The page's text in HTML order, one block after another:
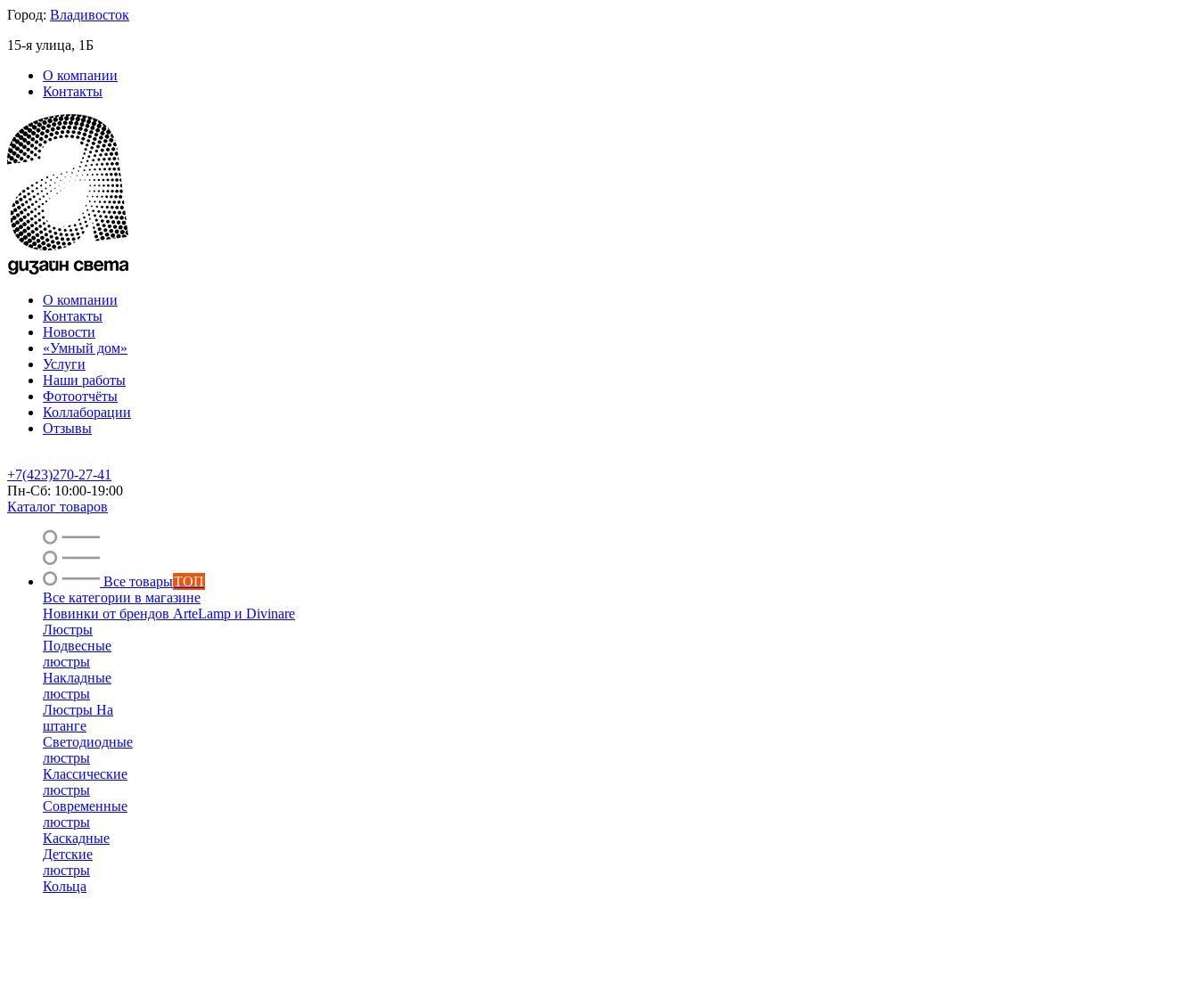
Город: Владивосток
15-я улица, 1Б
О компании
Контакты
О компании
Контакты
Новости
«Умный дом»
Услуги
Наши работы
Фотоотчёты
Коллаборации
Отзывы
+7(423)270-27-41
Пн-Сб: 10:00-19:00
Каталог товаров
Все товарыТОП
Все категории в магазине
Новинки от брендов ArteLamp и Divinare
Люстры
Подвесные
люстры
Накладные
люстры
Люстры На
штанге
Светодиодные
люстры
Классические
люстры
Современные
люстры
Каскадные
Детские
люстры
Кольца